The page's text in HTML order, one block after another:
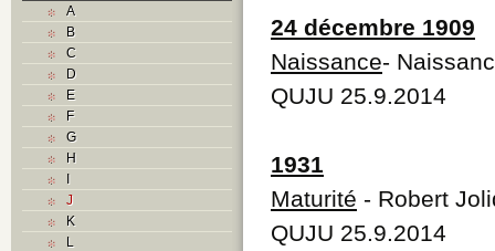
A
B
C
D
E
F
G
H
I
J
K
L
24 décembre 1909
Naissance-
QUJU 25.9.2014
1931
Maturité - Robert
QUJU 25.9.2014